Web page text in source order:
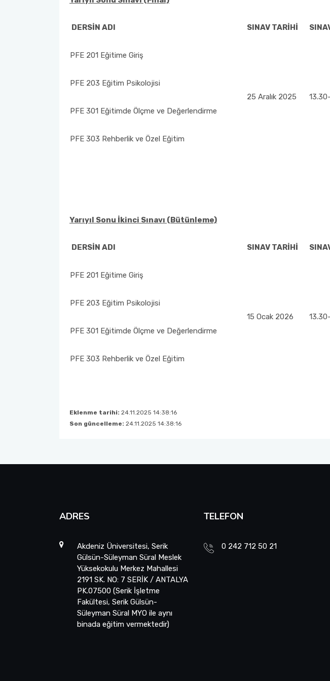
DERSİN ADI SINAV TARİHİ
PFE 201 Eğitime Giriş
25 Aralık 2025
PFE 203 Eğitim Psikolojisi
PFE 301 Eğitimde Ölçme ve Değerlendirme
PFE 303 Rehberlik ve Özel Eğitim
Yarıyıl Sonu İkinci Sınavı (Bütünleme)
DERSİN ADI SINAV TARİHİ
PFE 201 Eğitime Giriş
15 Ocak 2026
PFE 203 Eğitim Psikolojisi
PFE 301 Eğitimde Ölçme ve Değerlendirme
PFE 303 Rehberlik ve Özel Eğitim
Eklenme tarihi: 24.11.2025 14:38:16
Son güncelleme: 24.11.2025 14:38:16
ADRES
Akdeniz Üniversitesi, Serik
Gülsün-Süleyman Süral Meslek
Yüksekokulu Merkez Mahallesi
2191 SK. NO: 7 SERİK / ANTALYA
PK.07500 (Serik İşletme
Fakültesi, Serik Gülsün-
Süleyman Süral MYO ile aynı
binada eğitim vermektedir)
TELEFON
0 242 712 50 21